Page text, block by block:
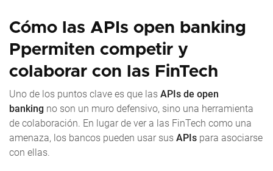
Cómo las APIs open banking
Ppermiten competir y
colaborar con las FinTech
Uno de los puntos clave es que las APIs de open
banking no son un muro defensivo, sino una herramienta
de colaboración. En lugar de ver a las FinTech como una
amenaza, los bancos pueden usar sus APIs para asociarse
con ellas.